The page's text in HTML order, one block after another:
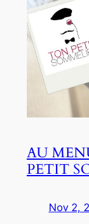
AU
PETIT
Nov 2,